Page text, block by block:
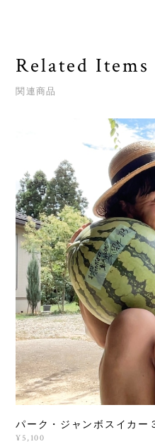
Related Items
関連商品
パーク・ジャンボスイカー
¥5,100